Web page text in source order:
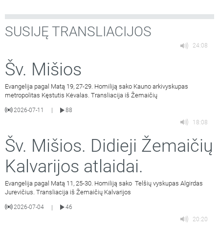
SUSIJĘ TRANSLIACIJOS
24:08
Šv. Mišios
Evangelija pagal Matą 19, 27-29. Homiliją sako Kauno arkivyskupas
metropolitas Kęstutis Kėvalas. Transliacija iš Žemaičių
2026-07-11
88
18:08
Šv. Mišios. Didieji Žemaičių
Kalvarijos atlaidai.
Evangelija pagal Matą 11, 25-30. Homiliją sako Telšių vyskupas Algirdas
Jurevičius. Transliacija iš Žemaičių Kalvarijos
2026-07-04 |
46
20:20